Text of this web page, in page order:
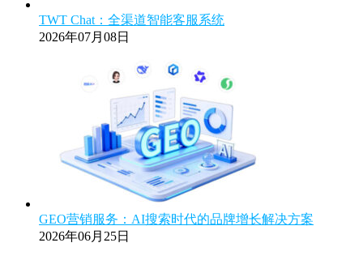
TWT Chat：全渠道智能客服系统
2026年07月08日
GEO营销服务：AI搜索时代的品牌增长解决方案
2026年06月25日